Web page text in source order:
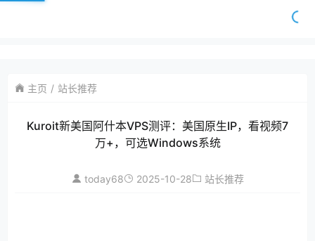
主页 站长推荐
Kuroit新美国阿什本VPS测评：美国原生IP，看视频7
万+，可选Windows系统
today68 2025-10-28 站长推荐